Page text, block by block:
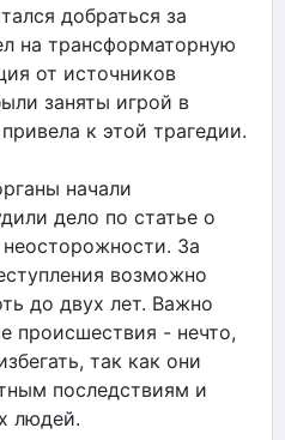
добраться за
на трансформаторную
от источников
заняты игрой в
к этой трагедии.
начали
дело по статье о
За
возможно
до двух лет. Важно
происшествия - нечто,
так как они
последствиям и
людей.